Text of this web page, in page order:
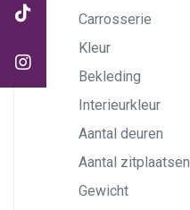
Carrosserie
Kleur
Bekleding
Interieurkleur
Aantal deuren
Aantal zitplaatsen
Gewicht